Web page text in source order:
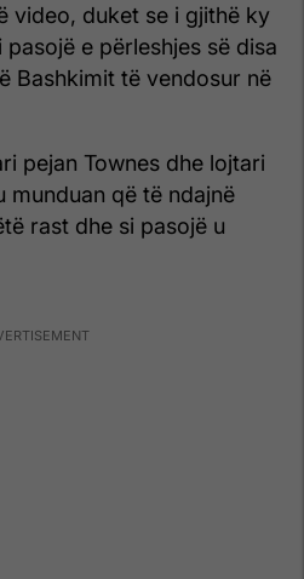
video, duket se i gjithë ky
e përleshjes së disa
Bashkimit të vendosur në
pejan Townes dhe lojtari
munduan që të ndajnë
rast dhe si pasojë u